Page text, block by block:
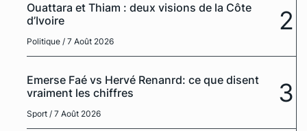
Ouattara et Thiam : deux visions de la Côte
d’Ivoire
Politique / 7 Août 2026
2
Emerse Faé vs Hervé Renanrd: ce que disent
vraiment les chiffres
Sport / 7 Août 2026
3